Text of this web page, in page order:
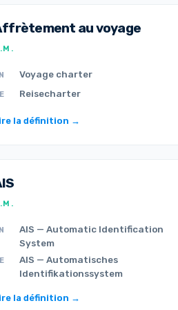
au voyage
Voyage charter
Reisecharter
la définition →
AIS — Automatic Identification
System
AIS — Automatisches
Identifikationssystem
la définition →